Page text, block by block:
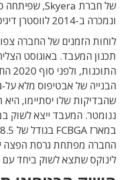
ונמכרה ב-2014 לווסטרן דיגיטל.
תכנון המעבד. באוגוסט
החברה מפתחת גרסת הפצה
לינוקס שתצא לשוק ביחד